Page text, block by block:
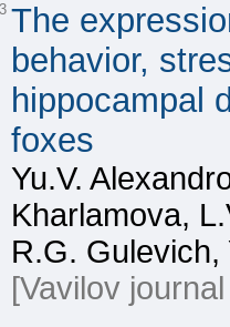
The
behavior,
hippocampal
foxes
Yu.V.
Kharlamova,
R.G.
[Vavilov